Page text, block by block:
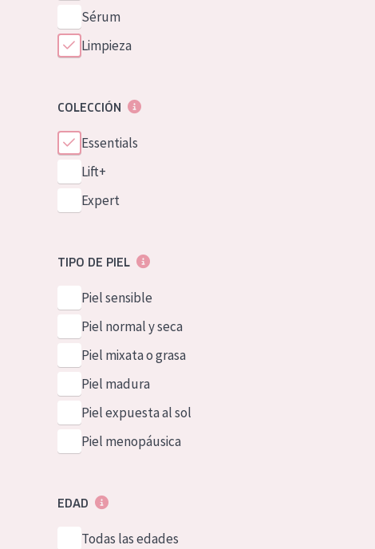
Sérum
Limpieza
COLECCIÓN
Essentials
Lift+
Expert
TIPO DE PIEL
Piel sensible
Piel normal y seca
Piel mixata o grasa
Piel madura
Piel expuesta al sol
Piel menopáusica
EDAD
Todas las edades